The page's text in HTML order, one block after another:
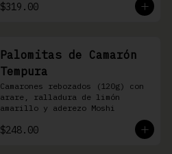
$319.00
Palomitas de Camarón
Tempura
Camarones rebozados (120g) con
arare, ralladura de limón
amarillo y aderezo Moshi
$248.00